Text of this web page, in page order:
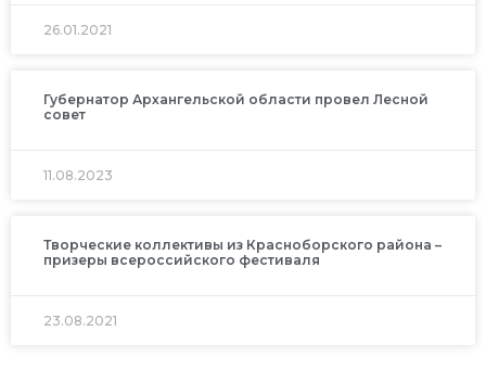
26.01.2021
Губернатор Архангельской области провел Лесной
совет
11.08.2023
Творческие коллективы из Красноборского района –
призеры всероссийского фестиваля
23.08.2021